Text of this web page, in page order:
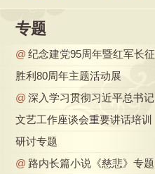
专题
@ 纪念建党95周年暨红军长征
胜利80周年主题活动展
@ 深入学习贯彻习近平总书记
文艺工作座谈会重要讲话培训
研讨专题
@ 路内长篇小说《慈悲》专题